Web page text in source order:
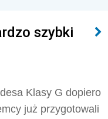
szybki
Klasy G dopiero
już przygotowali